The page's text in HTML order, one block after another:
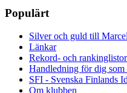
Populärt
Silver och guld till
Länkar
Rekord- och rankinglistor
Handledning för dig
SFI - Svenska Finlands
Om klubben